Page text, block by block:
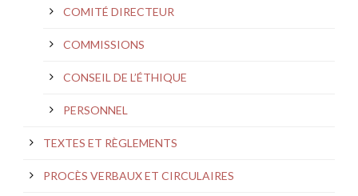
COMITÉ DIRECTEUR
COMMISSIONS
CONSEIL DE L’ÉTHIQUE
PERSONNEL
TEXTES ET RÈGLEMENTS
PROCÈS VERBAUX ET CIRCULAIRES